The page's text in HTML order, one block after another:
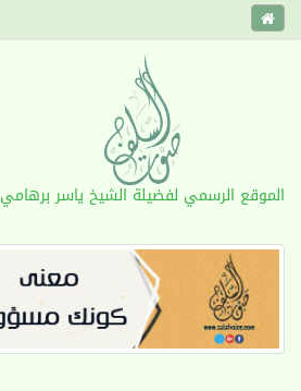
الموقع الرسمي لفضيلة الشيخ ياسر برهامي